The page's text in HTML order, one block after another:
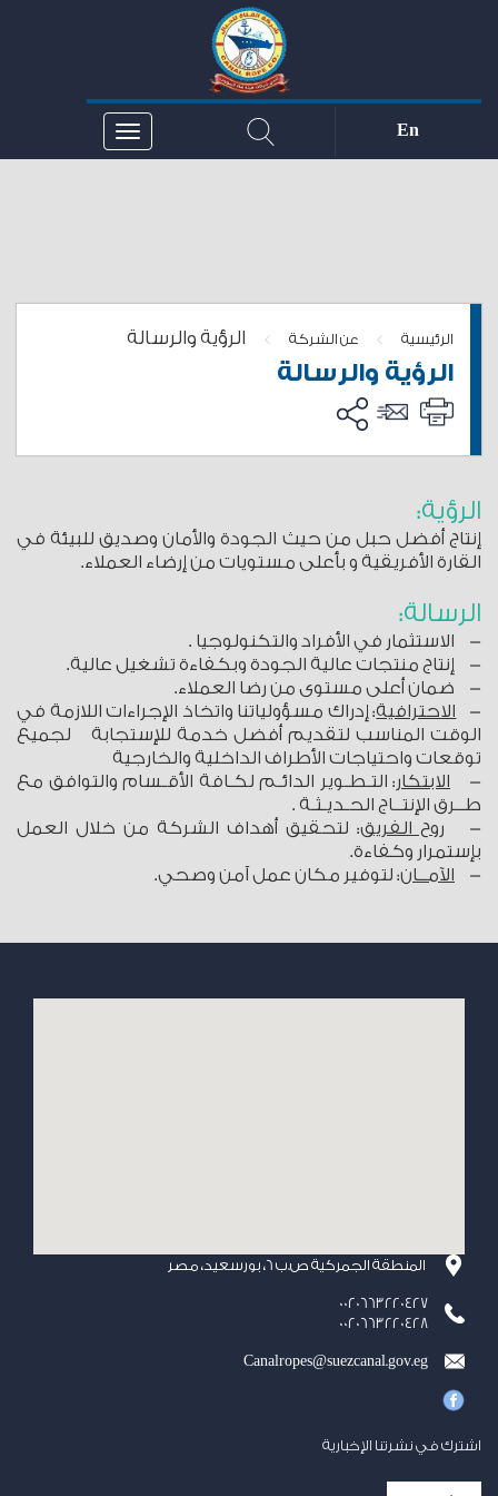
En
الرئيسية > عن الشركة > الرؤية والرسالة
الرؤية والرسالة
الرؤية:
إنتاج أفضل حبل من حيث الجودة والأمان وصديق للبيئة في
القارة الأفريقية و بأعلى مستويات من إرضاء العملاء.
الرسالة:
-
الاستثمار في الأفراد والتكنولوجيا .
-
إنتاج منتجات عالية الجودة وبكفاءة تشغيل عالية.
-
ضمان أعلى مستوى من رضا العملاء.
- الاحترافية: إدراك مسؤولياتنا واتخاذ الإجراءات اللازمة في
الوقت المناسب لتقديم أفضل خدمة للإستجابة لجميع
توقعات واحتياجات الأطراف الداخلية والخارجية
- الابتكار: التـطـوير الدائـم لكـافة الأقـسام والتوافق مع
طــرق الإنتــاج الحـديـثـة .
- روح الفريق: لتحقيق أهداف الشركة من خلال العمل
بإستمرار وكفاءة.
-
الآمــان: لتوفير مكان عمل آمن وصحي.
المنطقة الجمركية ص.ب 6، بورسعيد، مصر
0020663220427
0020663220428
Canalropes@suezcanal.gov.eg
اشترك في نشرتنا الإخبارية